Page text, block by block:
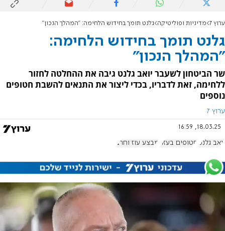
ערוץ 7 מדיניות ופוליטיקה גלנט תומך בחידוש הלחימה: "המהלך הנכון"
גלנט תומך בחידוש הלחימה:
"המהלך הנכון"
שר הביטחון לשעבר יואב גלנט גיבה את ההחלטה לחזור
ללחימה, זאת לדבריו, בכדי ליצור את התנאים להשבת חטופים
נוספים
ערוץ 7
18.03.25, 16:59
יואב גלנט חטופים בעזה מבצע עוז וחרב